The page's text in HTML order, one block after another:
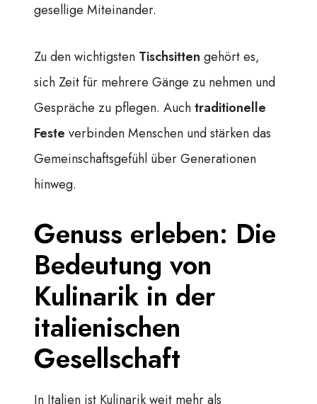
gesellige Miteinander.
Zu den wichtigsten Tischsitten gehört es,
sich Zeit für mehrere Gänge zu nehmen und
Gespräche zu pflegen. Auchtraditionelle
Feste verbinden Menschen und stärken das
Gemeinschaftsgefühl über Generationen
hinweg.
Genuss erleben: Die
Bedeutung von
Kulinarik in der
italienischen
Gesellschaft
In Italien ist Kulinarik weit mehr als